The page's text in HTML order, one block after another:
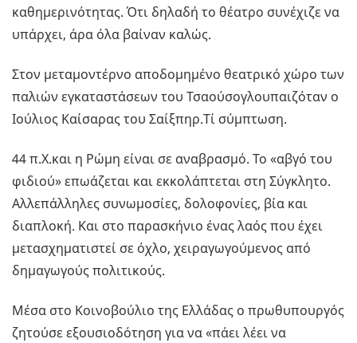
καθημερινότητας. Ότι δηλαδή το θέατρο συνέχιζε να
υπάρχει, άρα όλα βαίναν καλώς.
Στον μεταμοντέρνο αποδομημένο θεατρικό χώρο των
παλιών εγκαταστάσεων του Τσαούσογλουπαιζόταν ο
Ιούλιος Καίσαρας του Σαίξπηρ.Τί σύμπτωση.
44 π.Χ.και η Ρώμη είναι σε αναβρασμό. Το «αβγό του
φιδιού» επωάζεται και εκκολάπτεται στη Σύγκλητο.
Αλλεπάλληλες συνωμοσίες, δολοφονίες, βία και
διαπλοκή. Και στο παρασκήνιο ένας λαός που έχει
μετασχηματιστεί σε όχλο, χειραγωγούμενος από
δημαγωγούς πολιτικούς.
Μέσα στο Κοινοβούλιο της Ελλάδας ο πρωθυπουργός
ζητούσε εξουσιοδότηση για να «πάει λέει να